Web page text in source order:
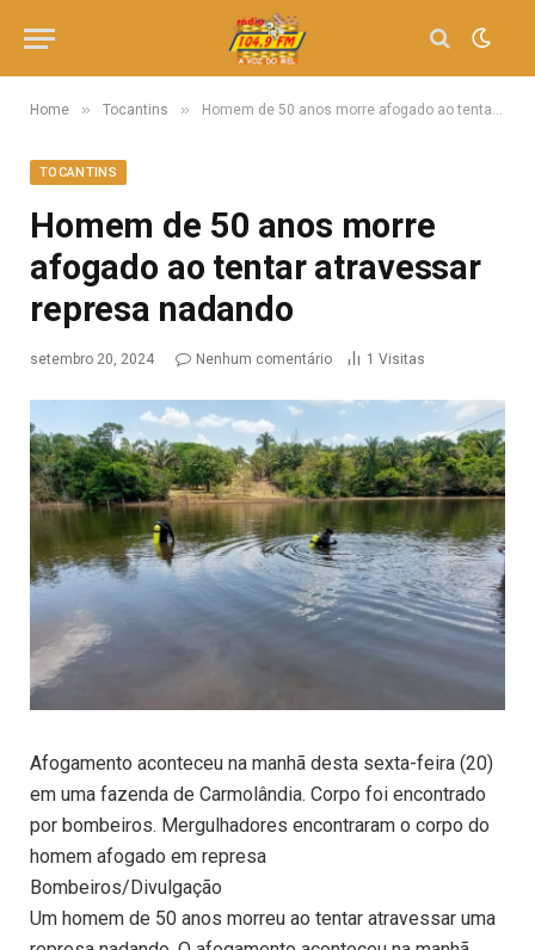
Home » Tocantins » Homem de 50 anos morre afogado ao tentar atravessar represa nadando
TOCANTINS
Homem de 50 anos morre
afogado ao tentar atravessar
represa nadando
setembro 20, 2024 Nenhum comentário 1 Visitas
Afogamento aconteceu na manhã desta sexta-feira (20)
em uma fazenda de Carmolândia. Corpo foi encontrado
por bombeiros. Mergulhadores encontraram o corpo do
homem afogado em represa
Bombeiros/Divulgação
Um homem de 50 anos morreu ao tentar atravessar uma